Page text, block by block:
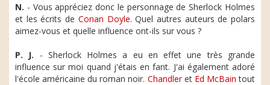
N. - Vous appréciez donc le personnage de Sherlock Holmes
et les écrits de Conan Doyle. Quel autres auteurs de polars
aimez-vous et quelle influence ont-ils sur vous ?
P. J. - Sherlock Holmes a eu en effet une très grande
influence sur moi quand j'étais en fant. J'ai également adoré
l'école américaine du roman noir. Chandleret Ed McBain tout